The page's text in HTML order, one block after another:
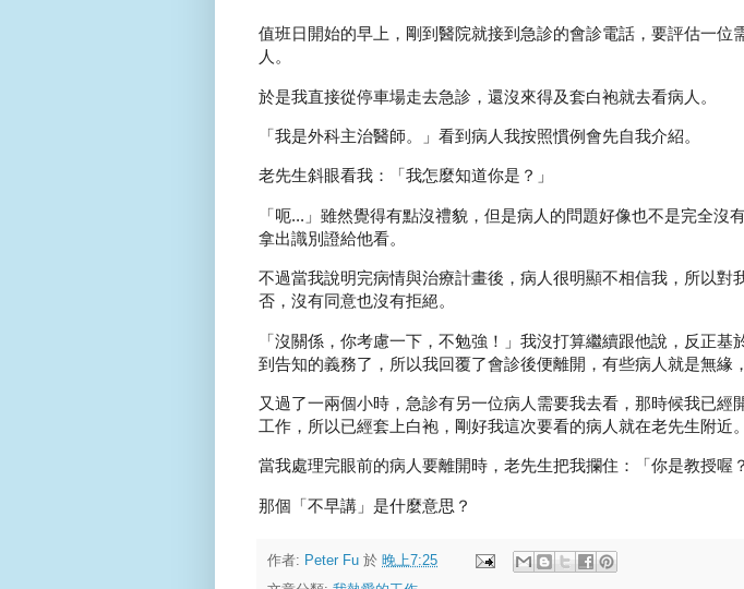
值班日開始的早上，剛到醫院就接到急診的會診電話，要評估一位
人。
於是我直接從停車場走去急診，還沒來得及套白袍就去看病人。
「我是外科主治醫師。」看到病人我按照慣例會先自我介紹。
老先生斜眼看我：「我怎麼知道你是？」
「呃...」雖然覺得有點沒禮貌，但是病人的問題好像也不是完全沒
拿出識別證給他看。
不過當我說明完病情與治療計畫後，病人很明顯不相信我，所以對
否，沒有同意也沒有拒絕。
「沒關係，你考慮一下，不勉強！」我沒打算繼續跟他說，反正基
到告知的義務了，所以我回覆了會診後便離開，有些病人就是無緣
又過了一兩個小時，急診有另一位病人需要我去看，那時候我已經
工作，所以已經套上白袍，剛好我這次要看的病人就在老先生附近。
當我處理完眼前的病人要離開時，老先生把我攔住：「你是教授喔
那個「不早講」是什麼意思？
作者: Peter Fu 於 晚上7:25